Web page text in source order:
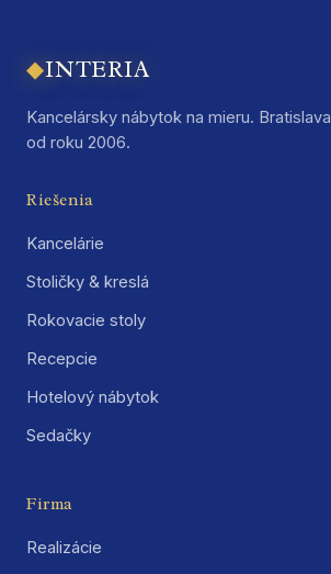
◆INTERIA
Kancelársky nábytok na mieru. Bratislava
od roku 2006.
Riešenia
Kancelárie
Stoličky & kreslá
Rokovacie stoly
Recepcie
Hotelový nábytok
Sedačky
Firma
Realizácie